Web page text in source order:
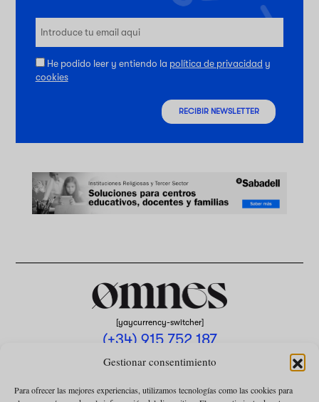
Gestionar consentimiento
Para ofrecer las mejores experiencias, utilizamos tecnologías como las cookies para
He podido leer y entiendo la política de privacidad y
cookies
RECIBIR NEWSLETTER
[yaycurrency-switcher]
(+34) 915 752 187
omnes@omnesmag.com